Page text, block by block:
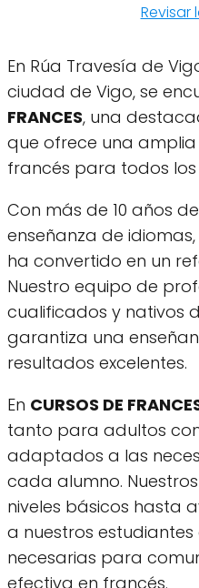
Revisar
En Rúa Travesía de
ciudad de Vigo, se
FRANCES, una
que ofrece una
francés para todos los
Con más de 10 años
enseñanza de idiomas,
ha convertido en un
Nuestro equipo de
cualificados y nativos
garantiza una
resultados excelentes.
En CURSOS DE
tanto para adultos
adaptados a las
cada alumno.
niveles básicos hasta
a nuestros
necesarias para
efectiva en francés.